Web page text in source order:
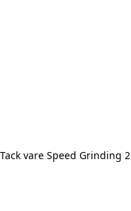
vare Speed ​​Grinding